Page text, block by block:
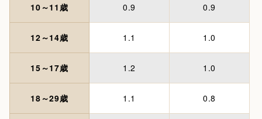
10～11歳 0.9 0.9
12～14歳 1.1 1.0
15～17歳 1.2 1.0
18～29歳 1.1 0.8